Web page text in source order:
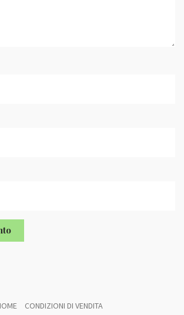
CONDIZIONI DI VENDITA